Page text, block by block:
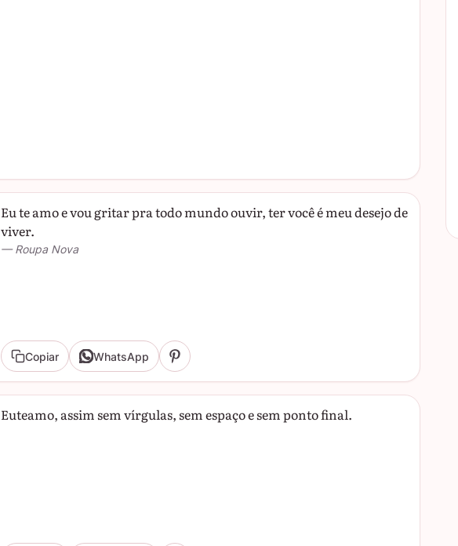
Eu te amo e vou gritar pra todo mundo ouvir, ter você é meu desejo de
viver.
— Roupa Nova
Copiar WhatsApp
Euteamo, assim sem vírgulas, sem espaço e sem ponto final.